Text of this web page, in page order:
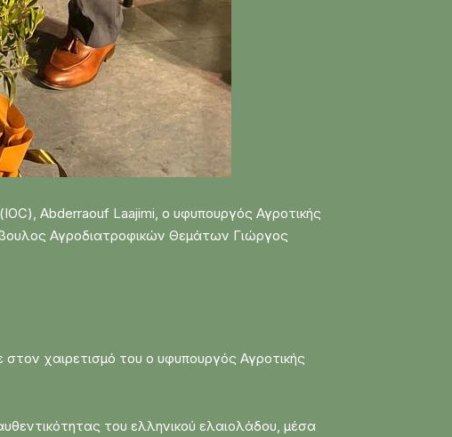
Abderraouf Laajimi, ο υφυπουργός Αγροτικής
Αγροδιατροφικών Θεμάτων Γιώργος
στον χαιρετισμό του ο υφυπουργός Αγροτικής
του ελληνικού ελαιολάδου, μέσα